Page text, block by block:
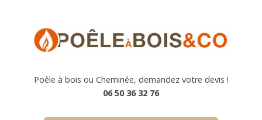
Poêle à bois ou Cheminée, demandez votre devis !
06 50 36 32 76